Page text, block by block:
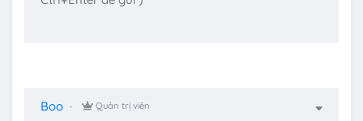
Boo Quản trị viên